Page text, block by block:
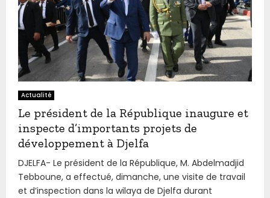
Actualité
Le président de la République inaugure et
inspecte d’importants projets de
développement à Djelfa
DJELFA- Le président de la République, M. Abdelmadjid
Tebboune, a effectué, dimanche, une visite de travail
et d’inspection dans la wilaya de Djelfa durant